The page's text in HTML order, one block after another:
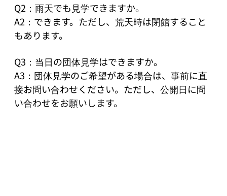
Q2：雨天でも見学できますか。
A2：できます。ただし、荒天時は閉館すること
もあります。
Q3：当日の団体見学はできますか。
A3：団体見学のご希望がある場合は、事前に直
接お問い合わせください。ただし、公開日に問
い合わせをお願いします。